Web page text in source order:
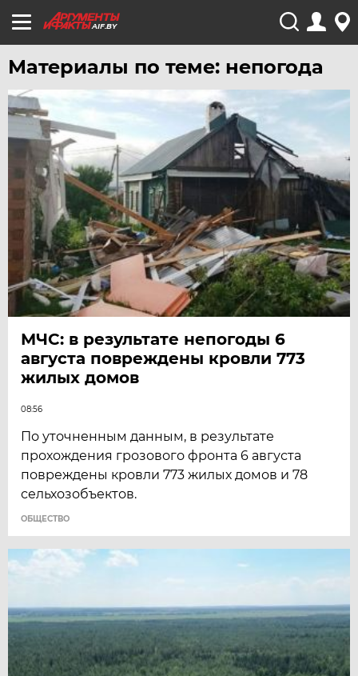
AIF.BY
Материалы по теме: непогода
МЧС: в результате непогоды 6
августа повреждены кровли 773
жилых домов
08:56
По уточненным данным, в результате
прохождения грозового фронта 6 августа
повреждены кровли 773 жилых домов и 78
сельхозобъектов.
ОБЩЕСТВО